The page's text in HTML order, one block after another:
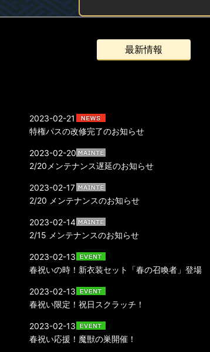
最新情報
特権パスの改修完了のお知らせ
2023-02-21
2/20メンテナンス遅延のお知らせ
2023-02-20
2/20 メンテナンスのお知らせ
2023-02-17
2/15 メンテナンスのお知らせ
2023-02-14
春祝いの時！新衣装セット「春の召喚者」登場
2023-02-13
春祝い限定！祝日スクラッチ！
2023-02-13
春祝い応援！魔獣の巣開催！
2023-02-13